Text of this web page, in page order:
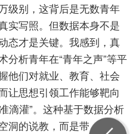
级别，这背后是无数青年
实写照。但数据本身不是
态才是关键。我感到，真
分析青年在“青年之声”等平
他们对就业、教育、社会
让思想引领工作能够靶向
滴灌”。这种基于数据分析
洞的说教，而是带有温度